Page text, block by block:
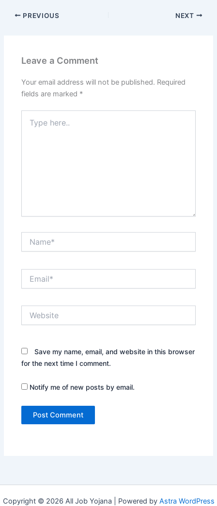
PREVIOUS NEXT
Leave a Comment
Your email address will not be published. Required
fields are marked *
here..
Save my name, email, and website in this browser
for the next time I comment.
Notify me of new posts by email.
Copyright © 2026 All Job Yojana | Powered by Astra WordPress